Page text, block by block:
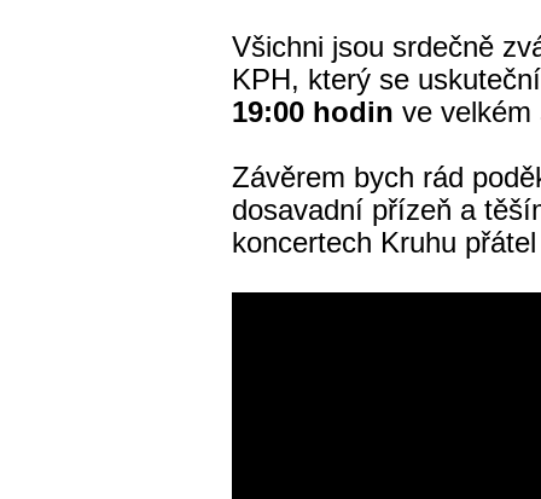
Všichni jsou srdečně
KPH, který se
19:00 hodin ve
Závěrem bych rád
dosavadní přízeň a
koncertech Kruhu